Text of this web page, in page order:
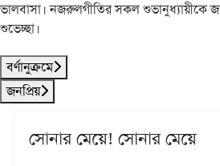
ভালবাসা। নজরুলগীতির সকল শুভানুধ্যায়ীকে
শুভেচ্ছা।
বর্ণানুক্রমে
জনপ্রিয়
সোনার মেয়ে! সোনার মেয়ে